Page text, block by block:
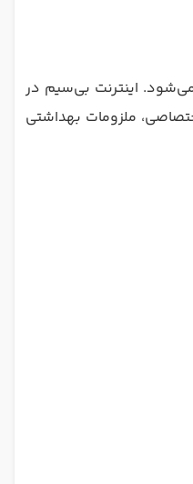
و نظافت اتاق‌ها ارائه می‌شود. اینترنت بی‌سیم در
ملزومات بهداشتی